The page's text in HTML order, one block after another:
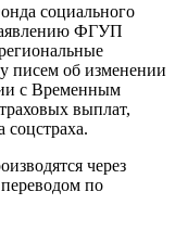
социального
ФГУП
писем об изменении
с Временным
выплат,
через
по